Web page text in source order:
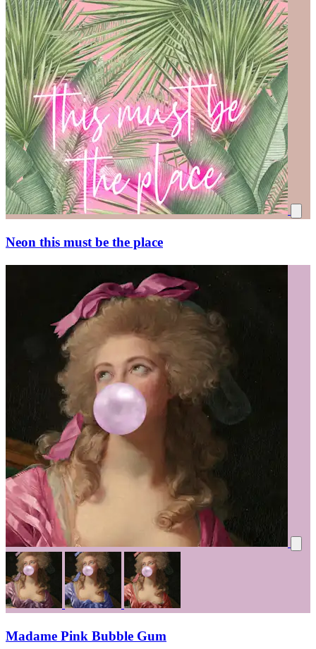
Neon this must be the place
Madame Pink Bubble Gum